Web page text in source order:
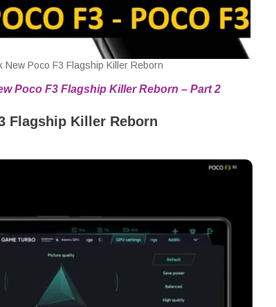
New Poco F3 Flagship Killer Reborn
Poco F3 Flagship Killer Reborn – Part 2
Flagship Killer Reborn